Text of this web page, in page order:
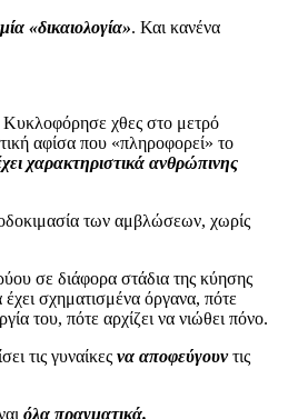
«δικαιολογία». Και κανένα
Κυκλοφόρησε χθες στο μετρό
αφίσα που «πληροφορεί» το
χαρακτηριστικά ανθρώπινης
των αμβλώσεων, χωρίς
σε διάφορα στάδια της κύησης
έχει σχηματισμένα όργανα, πότε
του, πότε αρχίζει να νιώθει πόνο.
τις γυναίκες να αποφεύγουντις
όλα πραγματικά.